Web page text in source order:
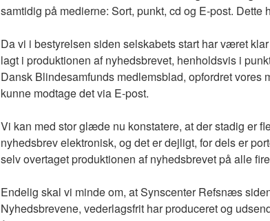
samtidig på medierne: Sort, punkt, cd og E-post.
Da vi i bestyrelsen siden selskabets start har været
lagt i produktionen af nyhedsbrevet, henholdsvis i
Dansk Blindesamfunds medlemsblad, opfordret vores
kunne modtage det via E-post.
Vi kan med stor glæde nu konstatere, at der stadig er
nyhedsbrev elektronisk, og det er dejligt, for dels er
selv overtaget produktionen af nyhedsbrevet på alle
Endelig skal vi minde om, at Synscenter Refsnæs
Nyhedsbrevene, vederlagsfrit har produceret og